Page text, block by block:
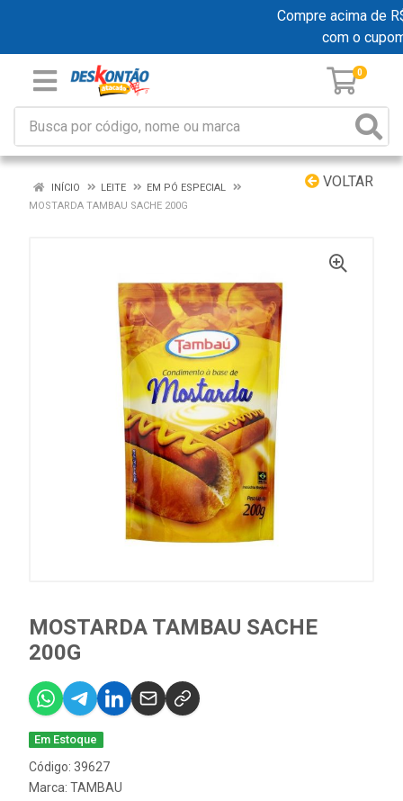
Compre acima de
com o
0
VOLTAR
INÍCIO LEITE
EM PÓ ESPECIAL
MOSTARDA TAMBAU SACHE 200G
MOSTARDA TAMBAU SACHE
200G
Em Estoque
Código: 39627
Marca: TAMBAU